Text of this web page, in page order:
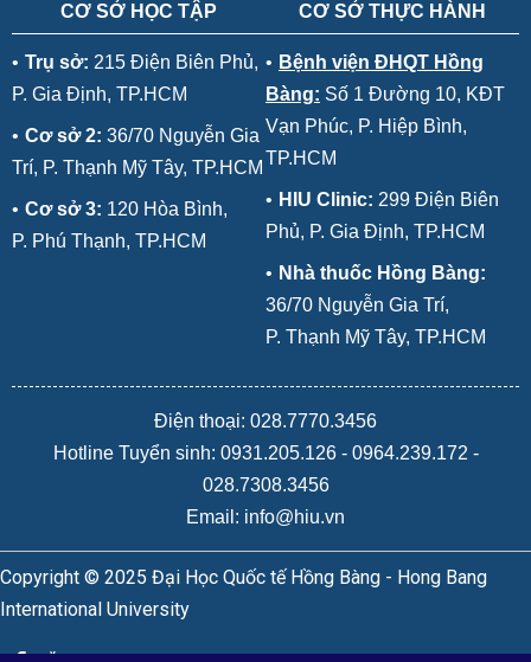
CƠ SỞ HỌC TẬP
• Trụ sở: 215 Điện Biên Phủ,
P. Gia Định, TP.HCM
• Cơ sở 2: 36/70 Nguyễn Gia
Trí, P. Thạnh Mỹ Tây, TP.HCM
• Cơ sở 3: 120 Hòa Bình,
P. Phú Thạnh, TP.HCM
CƠ SỞ THỰC HÀNH
• Bệnh viện ĐHQT Hồng
Bàng: Số 1 Đường 10, KĐT
Vạn Phúc, P. Hiệp Bình,
TP.HCM
• HIU Clinic: 299 Điện Biên
Phủ, P. Gia Định, TP.HCM
• Nhà thuốc Hồng Bàng:
36/70 Nguyễn Gia Trí,
P. Thạnh Mỹ Tây, TP.HCM
Điện thoại: 028.7770.3456
Hotline Tuyển sinh: 0931.205.126- 0964.239.172 -
028.7308.3456
Email: info@hiu.vn
Copyright © 2025 Đại Học Quốc tế Hồng Bàng - Hong Bang
International University